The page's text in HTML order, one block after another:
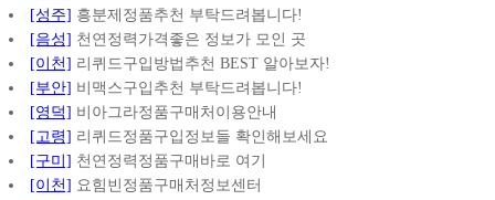
[성주] 흥분제정품추천 부탁드려봅니다!
[음성] 천연정력가격좋은 정보가 모인 곳
[이천] 리퀴드구입방법추천 BEST 알아보자!
[부안] 비맥스구입추천 부탁드려봅니다!
[영덕] 비아그라정품구매처이용안내
[고령] 리퀴드정품구입정보들 확인해보세요
[구미] 천연정력정품구매바로 여기
[이천] 요힘빈정품구매처정보센터